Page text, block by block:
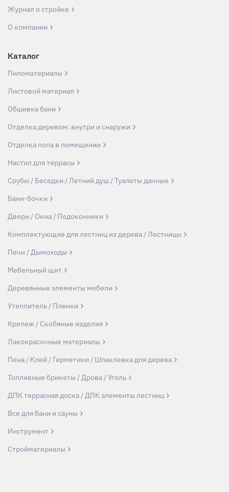
Журнал о стройке
О компании
Каталог
Пиломатериалы
Листовой материал
Обшивка бани
Отделка деревом: внутри и снаружи
Отделка пола в помещении
Настил для террасы
Срубы / Беседки / Летний душ / Туалеты дачные
Бани-бочки
Двери / Окна / Подоконники
Комплектующие для лестниц из дерева / Лестницы
Печи / Дымоходы
Мебельный щит
Деревянные элементы мебели
Утеплитель / Пленки
Крепеж / Скобяные изделия
Лакокрасочные материалы
Пена / Клей / Герметики / Шпаклевка для дерева
Топливные брикеты / Дрова / Уголь
ДПК террасная доска / ДПК элементы лестниц
Все для бани и сауны
Инструмент
Стройматериалы